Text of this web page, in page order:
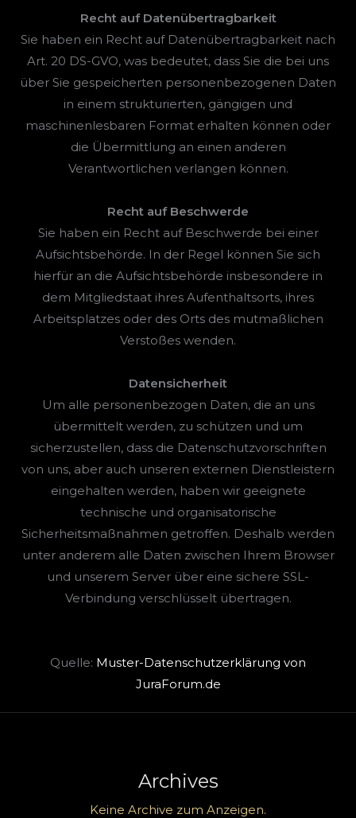
Recht auf Datenübertragbarkeit
Sie haben ein Recht auf Datenübertragbarkeit nach
Art. 20 DS-GVO, was bedeutet, dass Sie die bei uns
über Sie gespeicherten personenbezogenen Daten
in einem strukturierten, gängigen und
maschinenlesbaren Format erhalten können oder
die Übermittlung an einen anderen
Verantwortlichen verlangen können.
Recht auf Beschwerde
Sie haben ein Recht auf Beschwerde bei einer
Aufsichtsbehörde. In der Regel können Sie sich
hierfür an die Aufsichtsbehörde insbesondere in
dem Mitgliedstaat ihres Aufenthaltsorts, ihres
Arbeitsplatzes oder des Orts des mutmaßlichen
Verstoßes wenden.
Datensicherheit
Um alle personenbezogen Daten, die an uns
übermittelt werden, zu schützen und um
sicherzustellen, dass die Datenschutzvorschriften
von uns, aber auch unseren externen Dienstleistern
eingehalten werden, haben wir geeignete
technische und organisatorische
Sicherheitsmaßnahmen getroffen. Deshalb werden
unter anderem alle Daten zwischen Ihrem Browser
und unserem Server über eine sichere SSL-
Verbindung verschlüsselt übertragen.
Quelle: Muster-Datenschutzerklärung von
JuraForum.de
Archives
Keine Archive zum Anzeigen.